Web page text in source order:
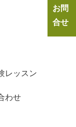
レッスン
わせ
お問
合せ